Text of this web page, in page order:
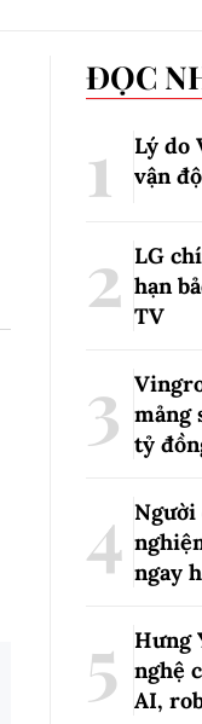
ĐỌC
Lý do
vận
LG
hạn
TV
mảng
tỷ
ngay
Hưng
nghệ
AI,